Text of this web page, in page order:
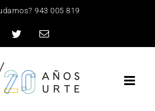
943 005 819
TwitterCorreo